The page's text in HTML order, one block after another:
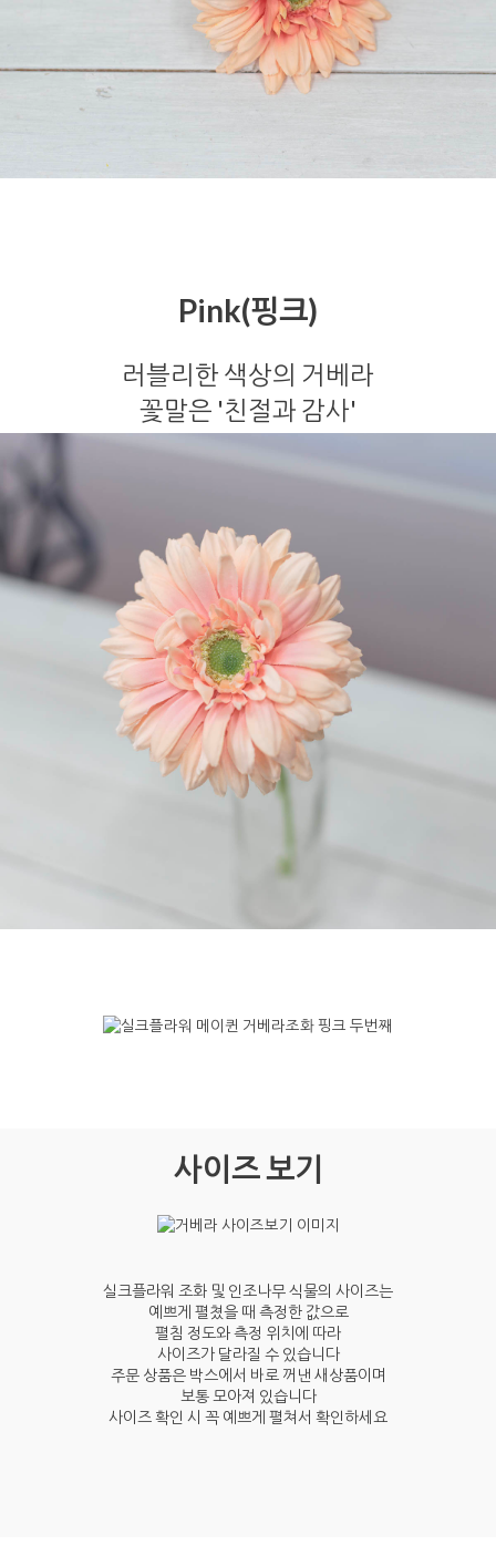
Pink(핑크)
러블리한 색상의 거베라
꽃말은 '친절과 감사'
사이즈 보기
실크플라워 조화 및 인조나무 식물의 사이즈는
예쁘게 펼쳤을 때 측정한 값으로
펼침 정도와 측정 위치에 따라
사이즈가 달라질 수 있습니다
주문 상품은 박스에서 바로 꺼낸 새상품이며
보통 모아져 있습니다
사이즈 확인 시 꼭 예쁘게 펼쳐서 확인하세요